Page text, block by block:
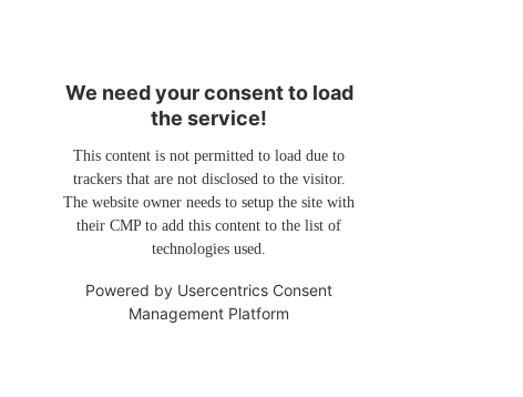
We need your consent to load
the service!
This content is not permitted to load due to
trackers that are not disclosed to the visitor.
The website owner needs to setup the site with
their CMP to add this content to the list of
technologies used.
Powered by Usercentrics Consent
Management Platform